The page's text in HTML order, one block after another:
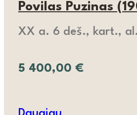
Povilas Puzinas
XX a. 6 deš., kart.,
5 400,00 €